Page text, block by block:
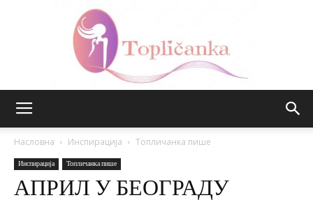
Насловна Инспирација Топличанка пише
Инспирација Топличанка пише
АПРИЛ У БЕОГРАДУ